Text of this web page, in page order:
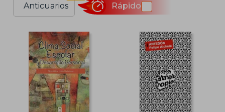
Anticuarios Rápido